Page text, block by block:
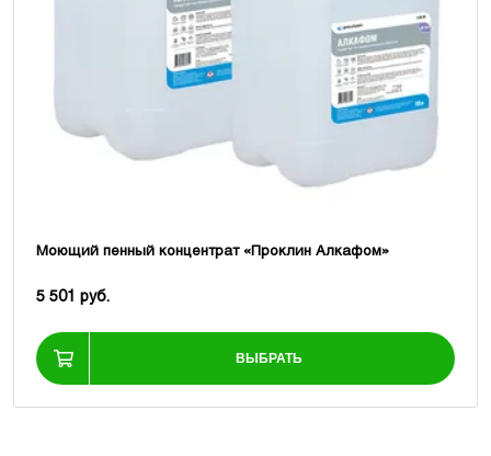
Моющий пенный концентрат «Проклин Алкафом»
5 501 руб.
ВЫБРАТЬ